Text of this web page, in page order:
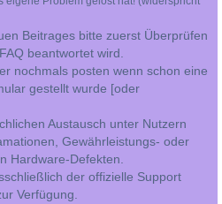
Beitrages bitte zuerst Überprüfen
beantwortet wird.
nochmals posten wenn schon eine
gestellt wurde [oder
Austausch unter Nutzern
Gewährleistungs- oder
Hardware-Defekten.
der offizielle Support
Verfügung.